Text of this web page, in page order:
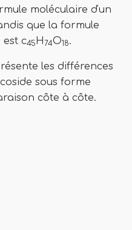
moléculaire d'un
que la formule
est c45 H 74O18.
les différences
sous forme
côte à côte.